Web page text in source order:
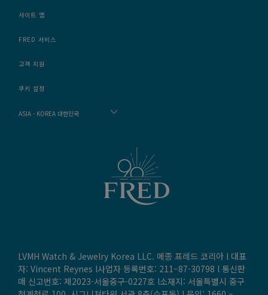
사이트 맵
FRED 서비스
고객 지원
쿠키 설정
ASIA - KOREA 대한민국
LVMH Watch & Jewelry Korea LLC. 메종 프레드 코리아 l 대표
자: Vincent Reynes l사업자 등록번호: 211–87-30798 l 통신판
매 신고번호: 제2023-서울중구-0227호 l소재지: 서울특별시 중구